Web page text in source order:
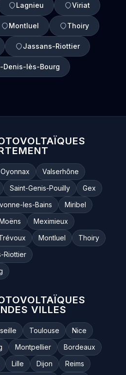
Lagnieu Viriat
Montluel Thoiry
Jassans-Riottier
Denis-lès-Bourg
Oyonnax
Valserhône
Saint-Genis-Pouilly
Gex
les-Bains
Miribel
Meximieux
Montluel
Thoiry
Riottier
VILLES
Toulouse
Nice
Montpellier
Bordeaux
Lille Dijon
Reims